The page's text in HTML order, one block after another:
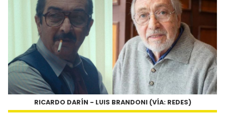
RICARDO DARÍN - LUIS BRANDONI (VÍA: REDES)